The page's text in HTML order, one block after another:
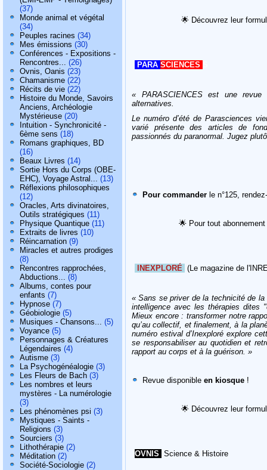
(37)
Monde animal et végétal
(34)
Peuples racines (34)
Mes émissions (30)
Conférences - Expositions -
Rencontres... (26)
Ovnis, Oanis (23)
Chamanisme (22)
Récits de vie (22)
Histoire du Monde, Savoirs
Anciens, Archéologie
Mystérieuse (20)
Intuition - Synchronicité -
6ème sens (18)
Romans graphiques, BD
(16)
Beaux Livres (14)
Sortie Hors du Corps (OBE-
EHC), Voyage Astral... (13)
Réflexions philosophiques
(12)
Oracles, Arts divinatoires,
Outils stratégiques (11)
Physique Quantique (11)
Extraits de livres (10)
Réincarnation (9)
Miracles et autres prodiges
(8)
Rencontres rapprochées,
Abductions... (8)
Albums, contes pour
enfants (7)
Hypnose (7)
Géobiologie (5)
Musiques - Chansons... (5)
Voyance (5)
Personnages & Créatures
Légendaires (4)
Autisme (3)
La Psychogénéalogie (3)
Les Fleurs de Bach (3)
Les nombres et leurs
mystères - La numérologie
(3)
Les phénomènes psi (3)
Mystiques - Saints -
Religions (3)
Sourciers (3)
Lithothérapie (2)
Méditation (2)
Société-Sociologie (2)
🌟 Découvrez leur
PARA SCIENCES
« PARASCIENCES est une revue
alternatives.
Le numéro d’été de Parasciences
varié présente des articles de
passionnés du paranormal. Jugez
Pour commander le n°125,
🌟 Pour tout
INEXPLORÉ (Le magazine de
« Sans se priver de la technicité de
intelligence avec les thérapies dites
Mieux encore : transformer notre
qu’au collectif, et finalement, à la
numéro estival d’Inexploré explore
se responsabiliser au quotidien et
rapport au corps et à la guérison. »
Revue disponible en kiosque !
🌟Découvrez leur
OVNIS Science & Histoire